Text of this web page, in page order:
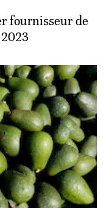
fournisseur de